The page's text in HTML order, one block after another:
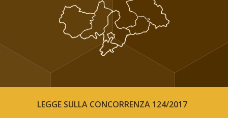
LEGGE SULLA CONCORRENZA 124/2017